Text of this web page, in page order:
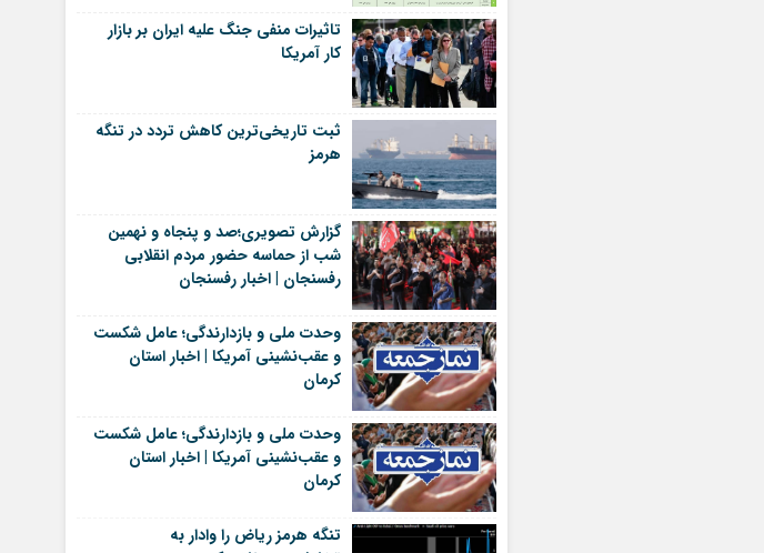
تاثیرات منفی جنگ علیه ایران بر بازار
کار آمریکا
ثبت تاریخی‌ترین کاهش تردد در تنگه
هرمز
گزارش تصویری؛صد و پنجاه و نهمین
شب از حماسه حضور مردم انقلابی
رفسنجان | اخبار رفسنجان
وحدت ملی و بازدارندگی؛ عامل شکست
و عقب‌نشینی آمریکا | اخبار استان
کرمان
وحدت ملی و بازدارندگی؛ عامل شکست
و عقب‌نشینی آمریکا | اخبار استان
کرمان
تنگه هرمز ریاض را وادار به